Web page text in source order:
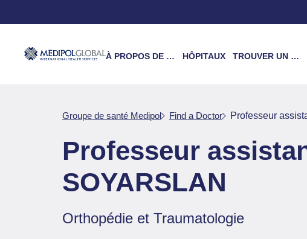
À PROPOS DE NOUS HÔPITAUX TROUVER UN MÉDECIN
Groupe de santé Medipol Find a Doctor Professeur
Professeur
SOYARSLAN
Orthopédie et Traumatologie